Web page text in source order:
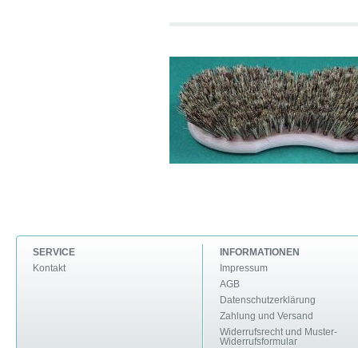
SERVICE
Kontakt
INFORMATIONEN
Impressum
AGB
Datenschutzerklärung
Zahlung und Versand
Widerrufsrecht und Muster-
Widerrufsformular